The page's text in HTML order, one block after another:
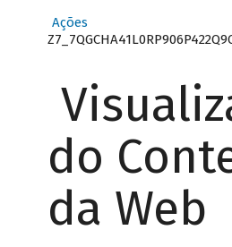
Ações
do
da Web